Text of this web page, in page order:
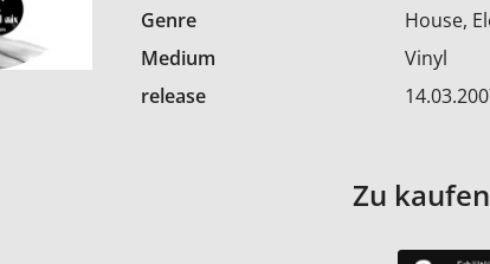
Genre
House,
Medium
Vinyl
release
Zu